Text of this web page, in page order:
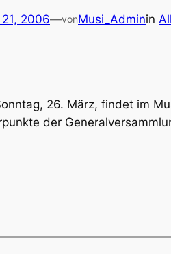
2006—vonMusi_Adminin
26. März, findet im
der